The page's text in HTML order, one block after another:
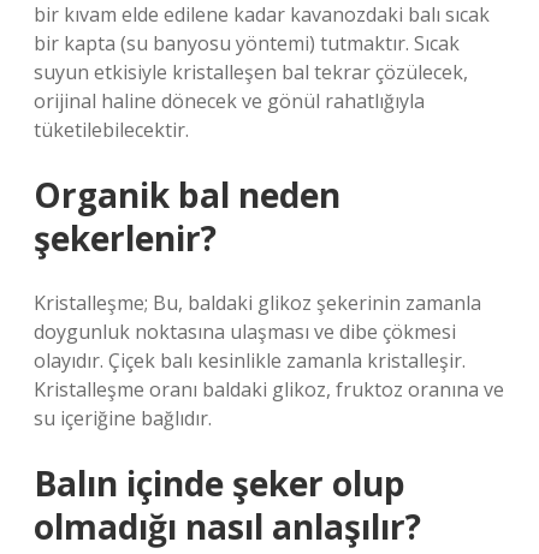
bir kıvam elde edilene kadar kavanozdaki balı sıcak
bir kapta (su banyosu yöntemi) tutmaktır. Sıcak
suyun etkisiyle kristalleşen bal tekrar çözülecek,
orijinal haline dönecek ve gönül rahatlığıyla
tüketilebilecektir.
Organik bal neden
şekerlenir?
Kristalleşme; Bu, baldaki glikoz şekerinin zamanla
doygunluk noktasına ulaşması ve dibe çökmesi
olayıdır. Çiçek balı kesinlikle zamanla kristalleşir.
Kristalleşme oranı baldaki glikoz, fruktoz oranına ve
su içeriğine bağlıdır.
Balın içinde şeker olup
olmadığı nasıl anlaşılır?